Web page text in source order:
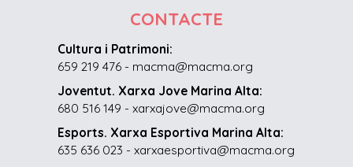
CONTACTE
Cultura i Patrimoni:
659 219 476 - macma@macma.org
Joventut. Xarxa Jove Marina Alta:
680 516 149 - xarxajove@macma.org
Esports. Xarxa Esportiva Marina Alta:
635 636 023 - xarxaesportiva@macma.org